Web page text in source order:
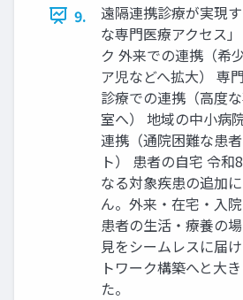
9.
遠隔連携診療が実現
な専門医療アクセス
ク 外来での連携（希
ア児などへ拡大） 専
診療での連携（高度
室へ） 地域の中小病
連携（通院困難な患
ト） 患者の自宅 令和
なる対象疾患の追加
ん。外来・在宅・入
患者の生活・療養の
見をシームレスに届
トワーク構築へと大
た。